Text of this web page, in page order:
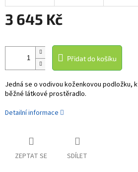
3 645 Kč
cena:
Přidat do košíku
Jedná se o vodivou koženkovou podložku,
běžné látkové prostěradlo.
Detailní informace
ZEPTAT SE SDÍLET